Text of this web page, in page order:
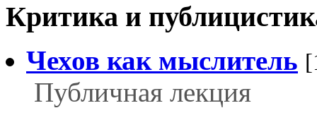
Критика и
Чехов как мыслитель
Публичная лекция